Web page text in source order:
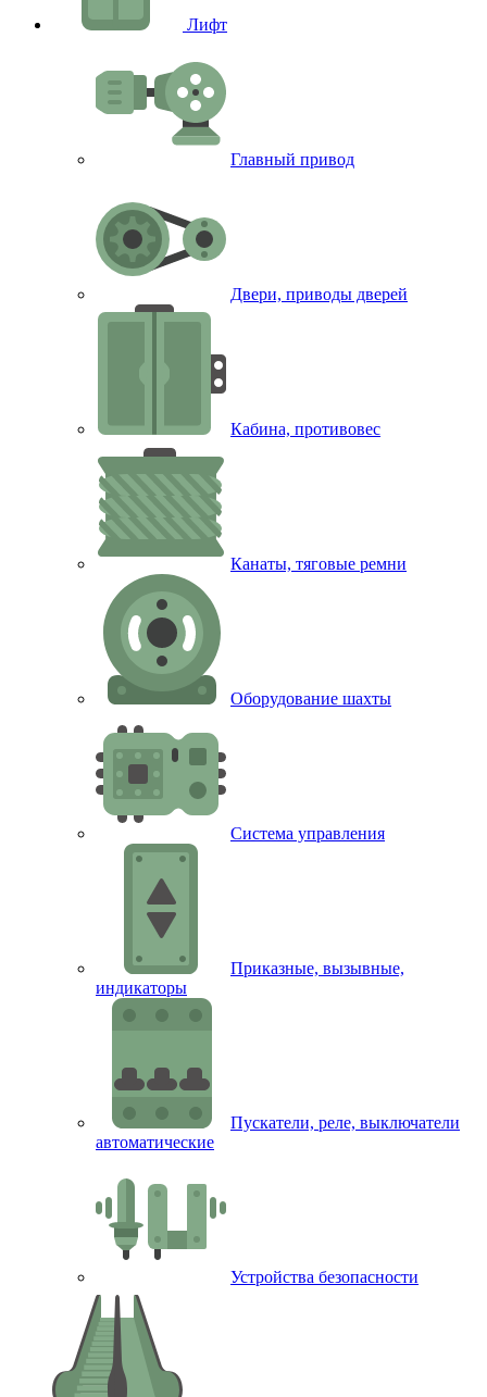
Лифт
Главный привод
Двери, приводы дверей
Кабина, противовес
Канаты, тяговые ремни
Оборудование шахты
Система управления
Приказные, вызывные,
индикаторы
Пускатели, реле, выключатели
автоматические
Устройства безопасности